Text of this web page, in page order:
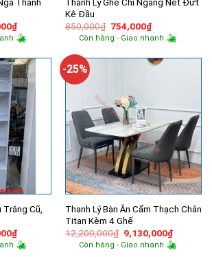
₫Giá
hiện
tại
2,100,000₫.
Kê Đầu
850,000₫ Giá
gốc
là:
754,000₫Giá
hiện
tại
754,000₫.
Còn hàng - Giao nhanh
Cũ,
₫Giá
hiện
tại
-25%
Thanh Lý Bàn Ăn Cẩm Thạch Chân
Titan Kèm 4 Ghế
12,200,000₫ Giá
gốc
là:
9,130,000₫Giá
hiện
tại
Còn hàng - Giao nhanh